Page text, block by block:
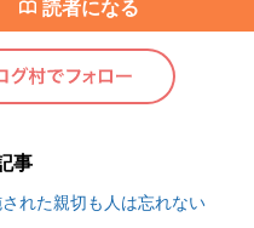
読者になる
事
れた親切も人は忘れない